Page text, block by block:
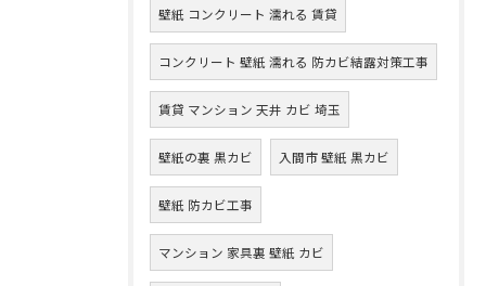
壁紙 コンクリート 濡れる 賃貸
コンクリート 壁紙 濡れる 防カビ結露対策工事
賃貸 マンション 天井 カビ 埼玉
壁紙の裏 黒カビ 入間市 壁紙 黒カビ
壁紙 防カビ工事
マンション 家具裏 壁紙 カビ